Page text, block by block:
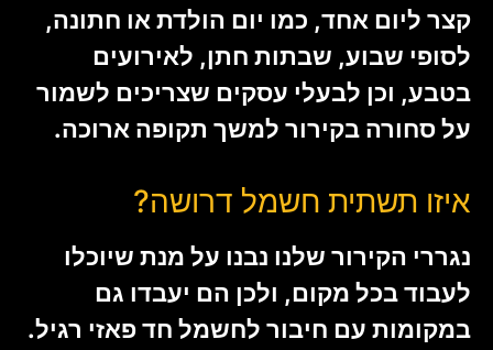
קצר ליום אחד, כמו יום הולדת או חתונה,
לסופי שבוע, שבתות חתן, לאירועים
בטבע, וכן לבעלי עסקים שצריכים לשמור
על סחורה בקירור למשך תקופה ארוכה.
איזו תשתית חשמל דרושה?
נגררי הקירור שלנו נבנו על מנת שיוכלו
לעבוד בכל מקום, ולכן הם יעבדו גם
במקומות עם חיבור לחשמל חד פאזי רגיל.